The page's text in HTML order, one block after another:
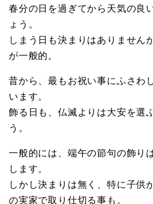
春分の日を過ぎてから天気の良
ょう。
しまう日も決まりはありません
が一般的。
昔から、最もお祝い事にふさわ
います。
飾る日も、仏滅よりは大安を選
う。
一般的には、端午の節句の飾り
します。
しかし決まりは無く、特に子供
の実家で取り仕切る事も。